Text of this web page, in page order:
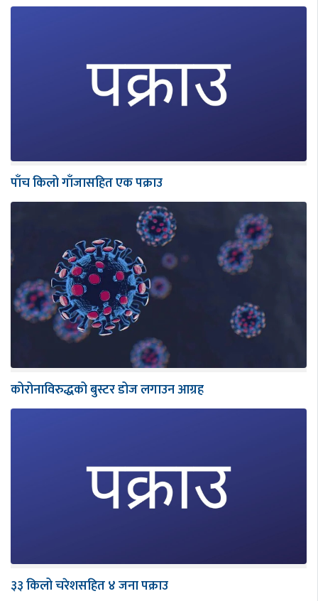
पाँच किलो गाँजासहित एक पक्राउ
कोरोनाविरुद्धको बुस्टर डोज लगाउन आग्रह
३३ किलो चरेशसहित ४ जना पक्राउ